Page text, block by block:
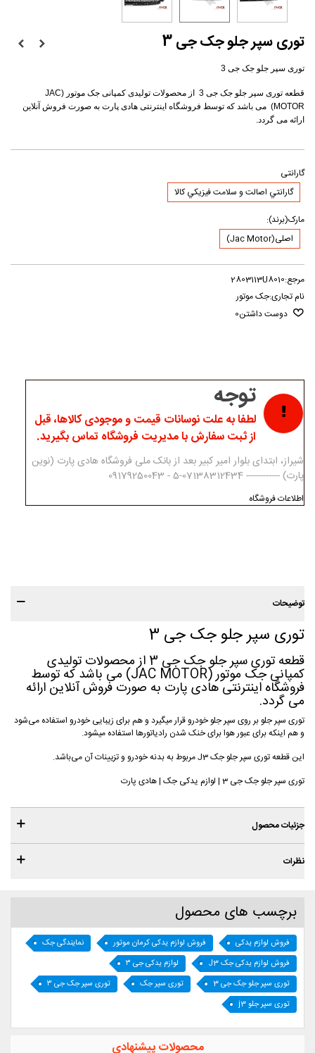
توری سپر جلو جک جی 3
توری سپر جلو جک جی 3
قطعه توری سپر جلو جک جی 3 از محصولات تولیدی کمپانی جک موتور (JAC
MOTOR) می باشد که توسط فروشگاه اینترنتی هادی پارت به صورت فروش آنلاین
ارائه می گردد.
گارانتی
گارانتي اصالت و سلامت فيزيکي کالا
مارک(برند):
اصلی(Jac Motor)
مرجع:2803113U8010
نام تجاری:جک موتور
دوست داشتن0
توجه
لطفا به علت نوسانات قیمت و موجودی کالاها، قبل
از ثبت سفارش با مدیریت فروشگاه تماس بگیرید.
شیراز، ابتدای بلوار امیر کبیر بعد از بانک ملی فروشگاه هادی پارت (نوین
پارت) ------------ 07138312434-5 - 09179250043
اطلاعات فروشگاه
توضیحات
توری سپر جلو جک جی 3
قطعه توری سپر جلو جک جی 3 از محصولات تولیدی
کمپانی جک موتور (JAC MOTOR) می باشد که توسط
فروشگاه اینترنتی هادی پارت به صورت فروش آنلاین ارائه
می گردد.
توری سپر جلو بر روی سپر جلو خودرو قرار میگیرد و هم برای زیبایی خودرو استفاده می‌شود
و هم اینکه برای عبور هوا برای خنک شدن رادیاتورها استفاده میشود.
این قطعه توری سپر جلو جک J3 مربوط به بدنه خودرو و تزیینات آن می‌باشد.
توری سپر جلو جک جی 3 | لوازم یدکی جک | هادی پارت
جزئیات محصول
نظرات
برچسب های محصول
فروش لوازم یدکی فروش لوازم یدکی کرمان موتور
نمایندگی جک
فروش لوازم یدکی جک J3
لوازم یدکی جی ۳
توری سپر جلو جک جی 3
توری سپر جک
توری سپر جک جی ۳
توری سپر جلو j3
محصولات پیشنهادی